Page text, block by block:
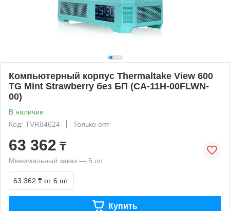
Компьютерный корпус Thermaltake View 600
TG Mint Strawberry без БП (CA-11H-00FLWN-
00)
В наличии
Код: TVR84624
Только опт
63 362 ₸
Минимальный заказ — 5 шт.
63 362 ₸ от 6 шт.
Купить